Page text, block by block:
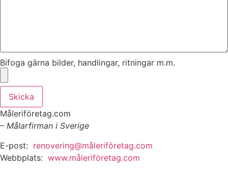
Bifoga gärna bilder, handlingar, ritningar m.m.
Skicka
Måleriföretag.com
– Målarfirman i Sverige
E-post: renovering@måleriföretag.com
Webbplats: www.måleriföretag.com